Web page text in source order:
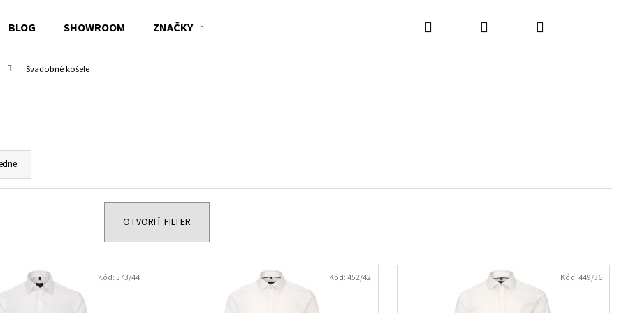
BLOG SHOWROOM ZNAČKY Hľadať PrihlásenieNákupný
Svadobné košele
OTVORIŤ FILTER
Kód:573/44 Kód:452/42 Kód:449/36
Čo potrebujete nájsť?
Odporúčame